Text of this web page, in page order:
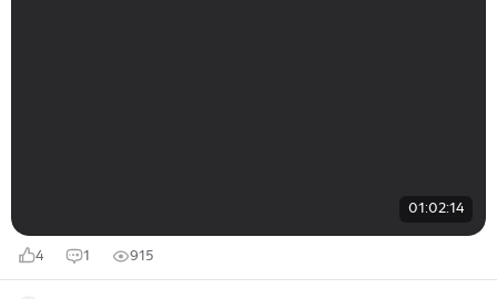
01:02:14
4 1 915